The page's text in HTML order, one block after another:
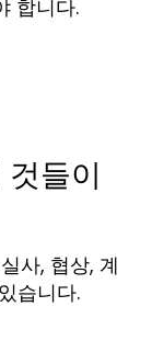
합니다.
들이
사, 협상, 계
습니다.